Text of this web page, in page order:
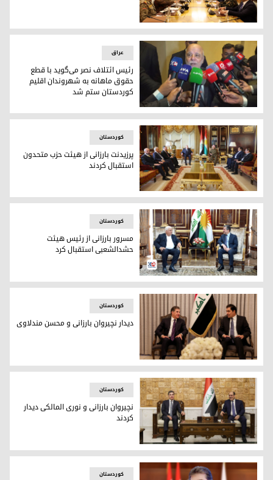
ریاست اقلیم کوردستان از هیئت بلندپایه ارتش عراق استقبال
حیدر عبادی، رئیس ائتلاف نصر
عراق
رئیس ائتلاف نصر می‌گوید با قطع
حقوق ماهانه به شهروندان اقلیم
کوردستان ستم شد
پرزیدنت مسعود بارزانی و هیئت حزب متحدون
کوردستان
پرزیدنت بارزانی از هیئت حزب متحدون
استقبال کردند
مسرور بارزانی، نخست‌وزیر اقلیم کوردستان و فالح فیاض،
کوردستان
مسرور بارزانی از رئیس هیئت
حشدالشعبی استقبال کرد
محسن مندلاوی، رئیس ائتلاف اساس و نچیروان بارزانی، رئیس
کوردستان
دیدار نچیروان بارزانی و محسن مندلاوی
نوری المالکی، رئیس ائتلاف دولت قانون و نچیروان بارزانی،
کوردستان
نچیروان بارزانی و نوری المالکی دیدار
کردند
کوردستان